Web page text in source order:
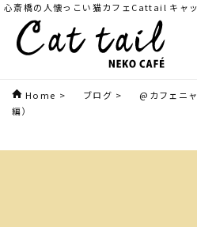
心斎橋の人懐っこい猫カフェCattail キャ
Home > ブログ > @カフェニ
編）